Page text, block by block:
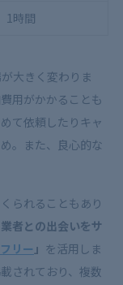
1時間
大きく変わりま
用がかかることも
て依頼したりキャ
。また、良心的な
られることもあり
者との出会いをサ
リー 」 を活用しま
されており、複数